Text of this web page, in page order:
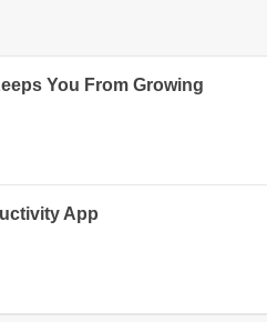
You From Growing
App